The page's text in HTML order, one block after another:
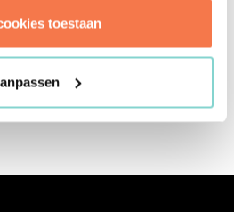
toestaan
hij ook in zijn vrije tijd